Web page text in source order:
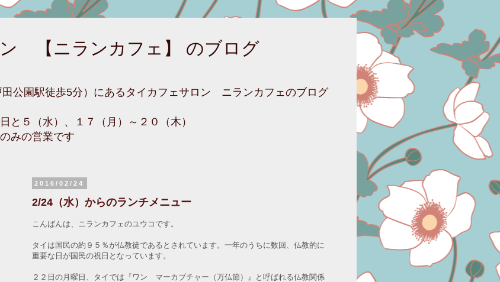
【ニランカフェ】 のブログ
公園駅徒歩5分）にあるタイカフェサロン ニランカフェのブログ
と５（水）、１７（月）～２０（木）
みの営業です
2016/02/24
2/24（水）からのランチメニュー
こんばんは、ニランカフェのユウコです。
タイは国民の約９５％が仏教徒であるとされています。一年のうちに数回、仏教的に
重要な日が国民の祝日となっています。
２２日の月曜日、タイでは『ワン マーカブチャー（万仏節）』と呼ばれる仏教関係